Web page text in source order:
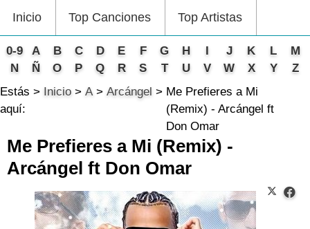
Inicio Top Canciones Top Artistas
0-9 A B C D E F G H I J K L
M
N
Ñ O P Q R S T U V W X Y
Z
Estás
aquí:
Inicio A Arcángel
Me Prefieres a Mi
(Remix) - Arcángel ft
Don Omar
Me Prefieres a Mi (Remix) -
Arcángel ft Don Omar